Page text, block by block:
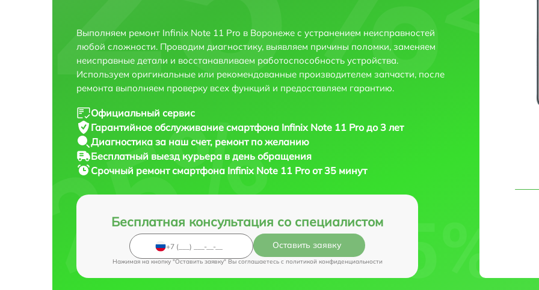
Выполняем ремонт Infinix Note 11 Pro в Воронеже с устранением неисправностей
любой сложности. Проводим диагностику, выявляем причины поломки, заменяем
неисправные детали и восстанавливаем работоспособность устройства.
Используем оригинальные или рекомендованные производителем запчасти, после
ремонта выполняем проверку всех функций и предоставляем гарантию.
Официальный сервис
Гарантийное обслуживание смартфона Infinix Note 11 Pro до 3 лет
Диагностика за наш счет, ремонт по желанию
Бесплатный выезд курьера в день обращения
Срочный ремонтсмартфона Infinix Note 11 Pro от 35 минут
Бесплатная консультация со специалистом
Оставить заявку
Нажимая на кнопку "Оставить заявку" Вы соглашаетесь c политикой конфиденциальности